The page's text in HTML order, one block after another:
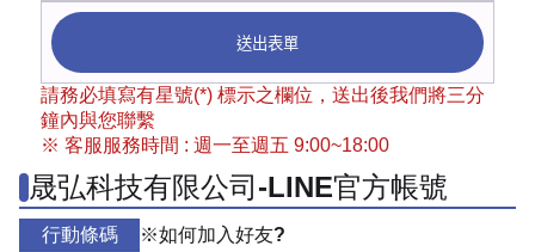
送出表單
請務必填寫有星號(*) 標示之欄位，送出後我們將三分
鐘內與您聯繫
※ 客服服務時間 : 週一至週五 9:00~18:00
晟弘科技有限公司-LINE官方帳號
行動條碼
※如何加入好友?